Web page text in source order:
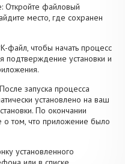
Откройте файловый
место, где сохранен
файл, чтобы начать процесс
подтверждение установки и
запуска процесса
установлено на ваш
По окончании
о том, что приложение было
установленного